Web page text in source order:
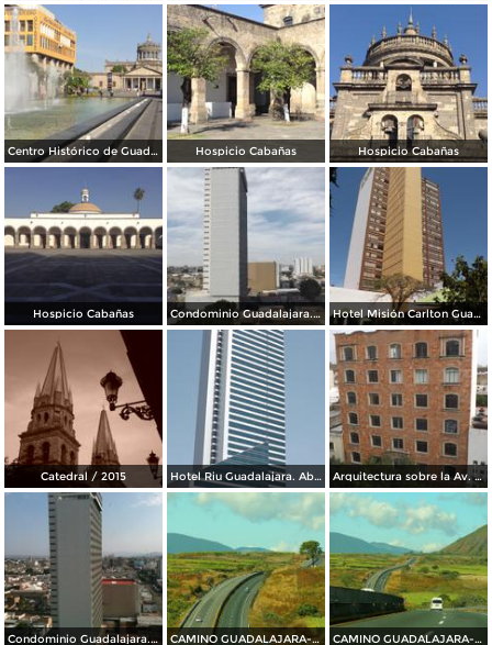
Centro Histórico de Guadalajara Hospicio Cabañas Hospicio Cabañas
Hospicio Cabañas Condominio Guadalajara. Marzo/2016 Hotel Misión Carlton Guadalajara. Marzo/2016
Catedral / 2015 Hotel Riu Guadalajara. Abril/2015 Arquitectura sobre la Av. Juárez. Abril/2015
Condominio Guadalajara. Abril/2015 CAMINO GUADALAJARA---PUERTO VALLARTA 2014 CAMINO GUADALAJARA---PUERTO VALLARTA 2014